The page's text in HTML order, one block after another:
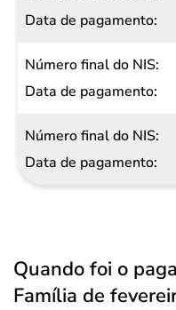
Quando foi o
Família de